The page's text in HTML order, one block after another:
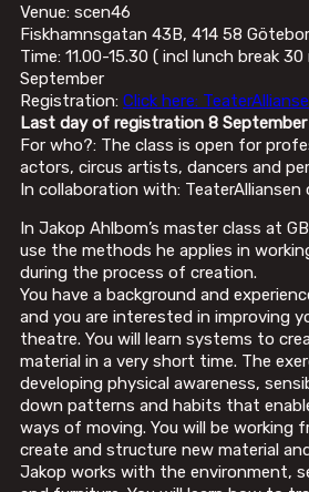
Venue: scen46
Fiskhamnsgatan 43B, 414 58
Time: 11.00-15.30 ( incl lunch break
September
Registration: Click here:
Last day of registration 8 September
For who?: The class is open for
actors, circus artists, dancers and
In collaboration with: TeaterAlliansen
In Jakop Ahlbom’s master class at
use the methods he applies in
during the process of creation.
You have a background and
and you are interested in improving
theatre. You will learn systems to
material in a very short time. The
developing physical awareness,
down patterns and habits that
ways of moving. You will be working
create and structure new material
Jakop works with the environment,